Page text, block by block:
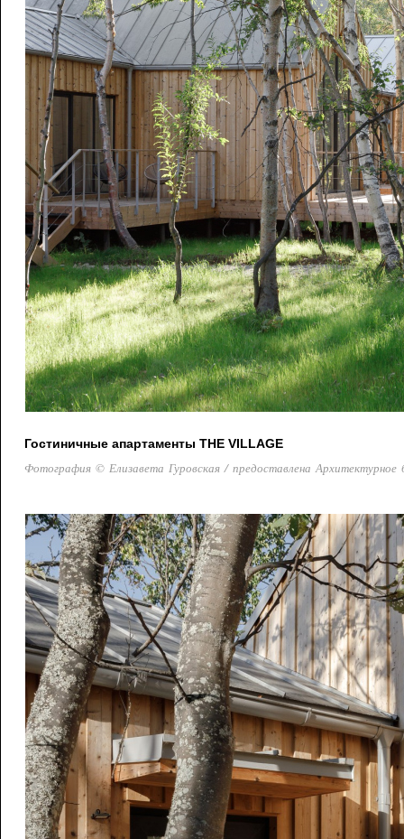
Гостиничные апартаменты THE VILLAGE
Фотография © Елизавета Гуровская / предоставлена Архитектурное